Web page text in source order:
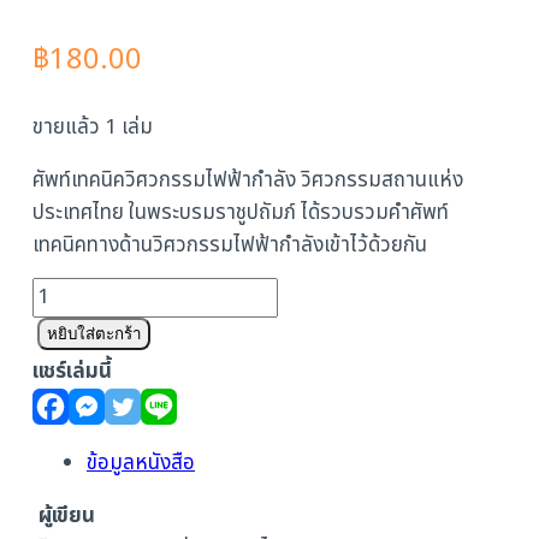
฿180.00
ขายแล้ว 1 เล่ม
ศัพท์เทคนิควิศวกรรมไฟฟ้ากำลัง วิศวกรรมสถานแห่ง
ประเทศไทย ในพระบรมราชูปถัมภ์ ได้รวบรวมคำศัพท์
เทคนิคทางด้านวิศวกรรมไฟฟ้ากำลังเข้าไว้ด้วยกัน
จำนวน
ศัพท์
เทคนิค
วิศวกรรม
ไฟฟ้า
กำลัง
หยิบใส่ตะกร้า
แชร์เล่มนี้
ข้อมูลหนังสือ
ผู้เขียน